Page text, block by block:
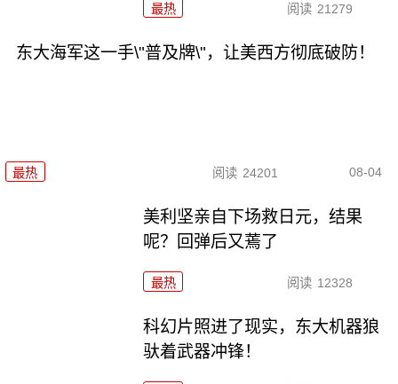
最热 阅读 21279
东大海军这一手\"普及牌\"，让美西方彻底破防！
最热 阅读 24201 08-04
美利坚亲自下场救日元，结果
呢？回弹后又蔫了
最热 阅读 12328
科幻片照进了现实，东大机器狼
驮着武器冲锋！